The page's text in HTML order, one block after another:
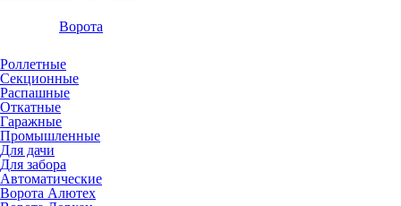
Ворота
Роллетные
Секционные
Распашные
Откатные
Гаражные
Промышленные
Для дачи
Для забора
Автоматические
Ворота Алютех